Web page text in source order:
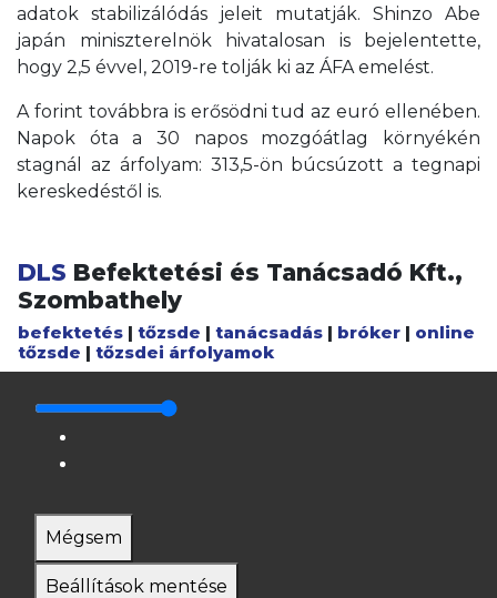
adatok stabilizálódás jeleit mutatják. Shinzo Abe
japán miniszterelnök hivatalosan is bejelentette,
hogy 2,5 évvel, 2019-re tolják ki az ÁFA emelést.
A forint továbbra is erősödni tud az euró ellenében.
Napok óta a 30 napos mozgóátlag környékén
stagnál az árfolyam: 313,5-ön búcsúzott a tegnapi
kereskedéstől is.
DLS Befektetési és Tanácsadó Kft.,
Szombathely
befektetés | tőzsde | tanácsadás | bróker | online
tőzsde | tőzsdei árfolyamok
Mégsem
Beállítások mentése